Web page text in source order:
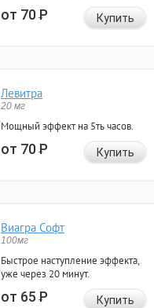
от 70Р Купить
Левитра
20 мг
Мощный эффект на 5ть часов.
от 70Р Купить
Виагра Софт
100мг
Быстрое наступление эффекта,
уже через 20 минут.
от 65Р Купить